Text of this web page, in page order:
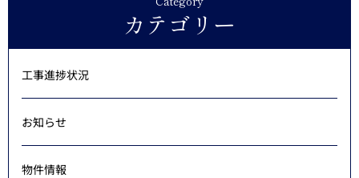
カテゴリー
工事進捗状況
お知らせ
物件情報